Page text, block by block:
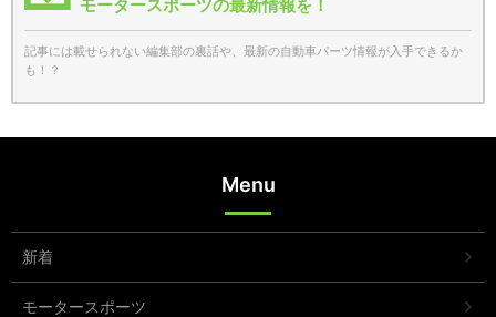
モータースポーツの最新情報を！
記事には載せられない編集部の裏話や、最新の自動車パーツ情報が入手できるか
も！？
Menu
新着
モータースポーツ